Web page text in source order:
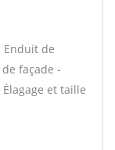
Enduit de
façade -
et taille